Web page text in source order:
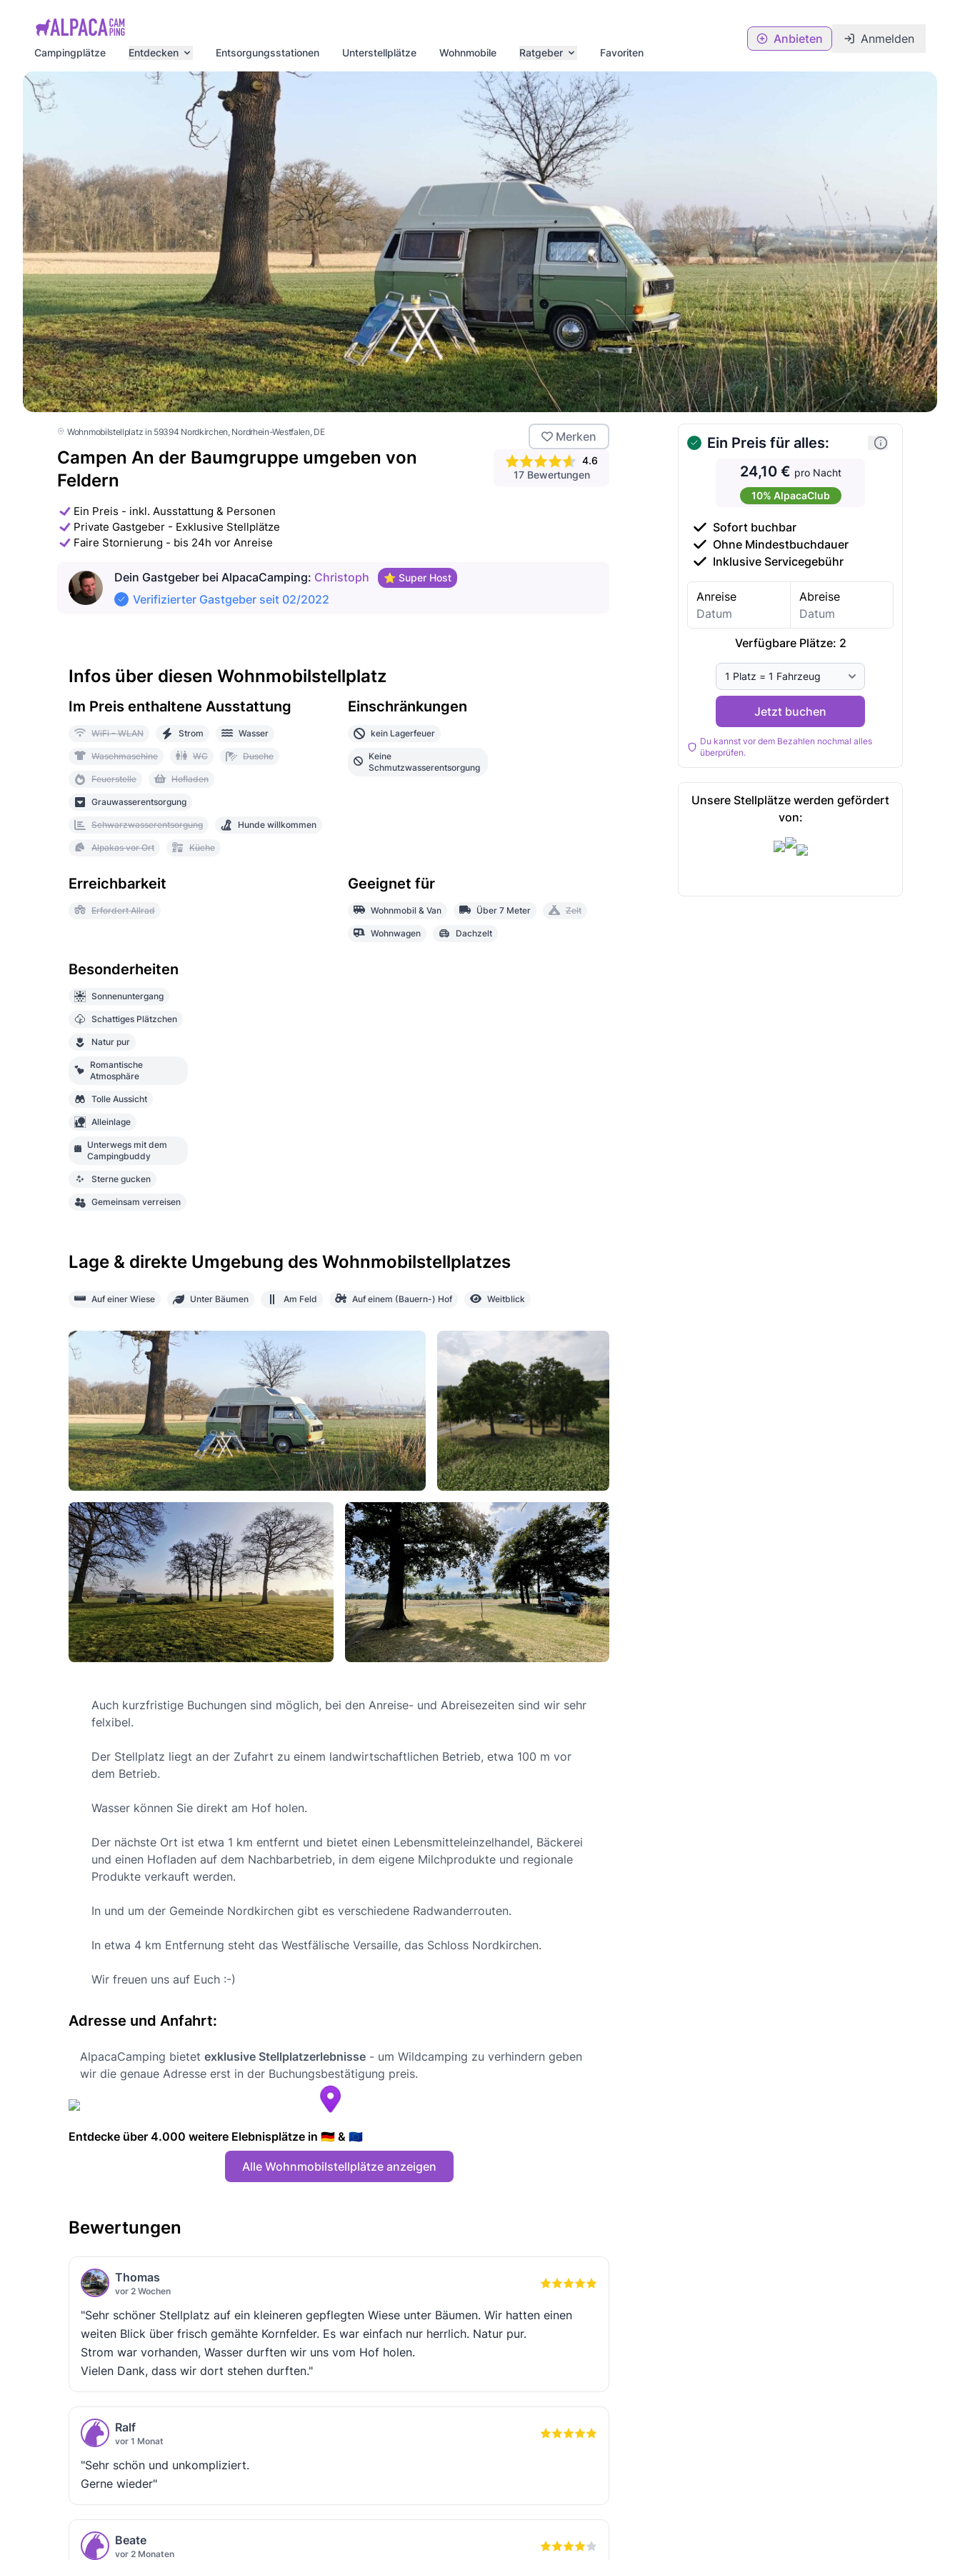
Campingplätze
Entdecken Entsorgungsstationen Unterstellplätze Wohnmobile Ratgeber Favoriten
Anbieten Anmelden
Wohnmobilstellplatz in 59394 Nordkirchen , Nordrhein-Westfalen , DE
Campen An der Baumgruppe umgeben von
Feldern
4.6
17 Bewertungen
Merken
Ein Preis - inkl. Ausstattung & Personen
Private Gastgeber - Exklusive Stellplätze
Faire Stornierung - bis 24h vor Anreise
Dein Gastgeber bei AlpacaCamping: Christoph ⭐ Super Host
Verifizierter Gastgeber seit 02/2022
Ein Preis für alles:
24,10 € pro Nacht
10% AlpacaClub
Sofort buchbar
Ohne Mindestbuchdauer
Inklusive Servicegebühr
Anreise Abreise
Verfügbare Plätze: 2
Jetzt buchen
Du kannst vor dem Bezahlen nochmal alles
überprüfen.
Unsere Stellplätze werden gefördert
von:
Infos über diesen Wohnmobilstellplatz
Im Preis enthaltene Ausstattung
WiFi - WLAN Strom Wasser
Waschmaschine WC Dusche
Feuerstelle Hofladen
Grauwasserentsorgung
Schwarzwasserentsorgung Hunde willkommen
Alpakas vor Ort Küche
Einschränkungen
kein Lagerfeuer
Keine
Schmutzwasserentsorgung
Erreichbarkeit
Erfordert Allrad
Geeignet für
Wohnmobil & Van Über 7 Meter Zelt
Wohnwagen Dachzelt
Besonderheiten
Sonnenuntergang
Schattiges Plätzchen
Natur pur
Romantische
Atmosphäre
Tolle Aussicht
Alleinlage
Unterwegs mit dem
Campingbuddy
Sterne gucken
Gemeinsam verreisen
Lage & direkte Umgebung des Wohnmobilstellplatzes
Auf einer Wiese Unter Bäumen Am Feld Auf einem (Bauern-) Hof Weitblick
Auch kurzfristige Buchungen sind möglich, bei den Anreise- und Abreisezeiten sind wir sehr
felxibel.
Der Stellplatz liegt an der Zufahrt zu einem landwirtschaftlichen Betrieb, etwa 100 m vor
dem Betrieb.
Wasser können Sie direkt am Hof holen.
Der nächste Ort ist etwa 1 km entfernt und bietet einen Lebensmitteleinzelhandel, Bäckerei
und einen Hofladen auf dem Nachbarbetrieb, in dem eigene Milchprodukte und regionale
Produkte verkauft werden.
In und um der Gemeinde Nordkirchen gibt es verschiedene Radwanderrouten.
In etwa 4 km Entfernung steht das Westfälische Versaille, das Schloss Nordkirchen.
Wir freuen uns auf Euch :-)
Adresse und Anfahrt:
AlpacaCamping bietet exklusive Stellplatzerlebnisse - um Wildcamping zu verhindern geben
wir die genaue Adresse erst in der Buchungsbestätigung preis.
Entdecke über 4.000 weitere Elebnisplätze in 🇩🇪 & 🇪🇺
Alle Wohnmobilstellplätze anzeigen
Bewertungen
Thomas
vor 2 Wochen
"Sehr schöner Stellplatz auf ein kleineren gepflegten Wiese unter Bäumen. Wir hatten einen
weiten Blick über frisch gemähte Kornfelder. Es war einfach nur herrlich. Natur pur.
Strom war vorhanden, Wasser durften wir uns vom Hof holen.
Vielen Dank, dass wir dort stehen durften."
Ralf
vor 1 Monat
"Sehr schön und unkompliziert.
Gerne wieder"
Beate
vor 2 Monaten